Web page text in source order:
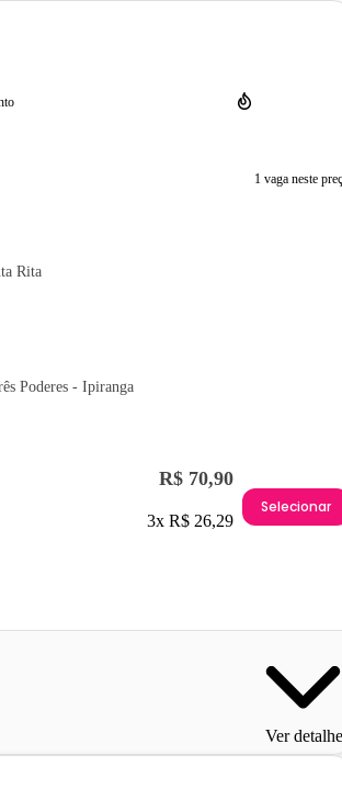
1 vaga neste
Rita
Poderes - Ipiranga
R$ 70,90
3x R$ 26,29
Selecionar
Ver